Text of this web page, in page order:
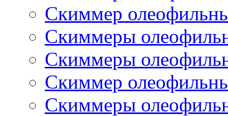
Скиммер
Скиммеры
Скиммеры
Скиммер
Скиммеры